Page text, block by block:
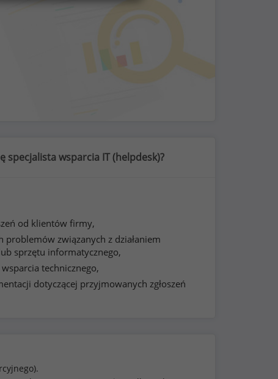
specjalista wsparcia IT (helpdesk)?
od klientów firmy,
problemów związanych z działaniem
sprzętu informatycznego,
technicznego,
dotyczącej przyjmowanych zgłoszeń